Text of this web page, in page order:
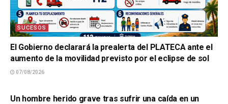
SUCESOS
El Gobierno declarará la prealerta del PLATECA ante el
aumento de la movilidad previsto por el eclipse de sol
07/08/2026
Un hombre herido grave tras sufrir una caída en un